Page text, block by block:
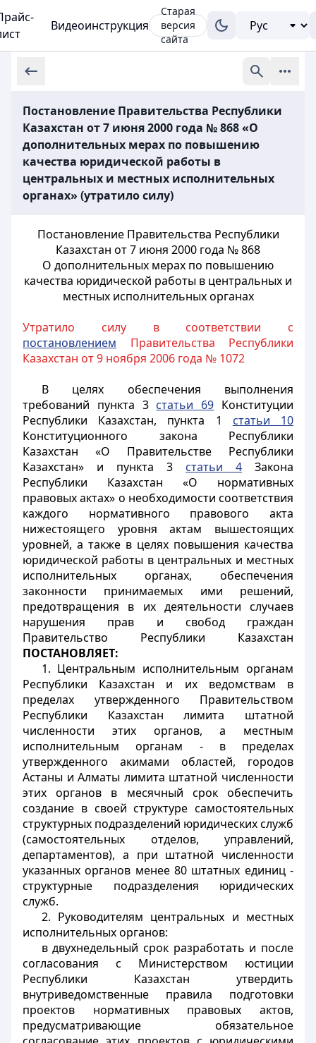
Видеоинструкция
Старая
версия
сайта
Постановление Правительства Республики
Казахстан от 7 июня 2000 года № 868 «О
дополнительных мерах по повышению
качества юридической работы в
центральных и местных исполнительных
органах» (утратило силу)
Постановление Правительства Республики
Казахстан от 7 июня 2000 года № 868
О дополнительных мерах по повышению
качества юридической работы в центральных и
местных исполнительных органах
Утратило силу в соответствии с
постановлением Правительства Республики
Казахстан от 9 ноября 2006 года № 1072
В целях обеспечения выполнения
требований пункта 3 статьи 69 Конституции
Республики Казахстан, пункта 1 статьи 10
Конституционного закона Республики
Казахстан «О Правительстве Республики
Казахстан» и пункта 3 статьи 4 Закона
Республики Казахстан «О нормативных
правовых актах» о необходимости соответствия
каждого нормативного правового акта
нижестоящего уровня актам вышестоящих
уровней, а также в целях повышения качества
юридической работы в центральных и местных
исполнительных органах, обеспечения
законности принимаемых ими решений,
предотвращения в их деятельности случаев
нарушения прав и свобод граждан
Правительство Республики Казахстан
ПОСТАНОВЛЯЕТ:
1. Центральным исполнительным органам
Республики Казахстан и их ведомствам в
пределах утвержденного Правительством
Республики Казахстан лимита штатной
численности этих органов, а местным
исполнительным органам - в пределах
утвержденного акимами областей, городов
Астаны и Алматы лимита штатной численности
этих органов в месячный срок обеспечить
создание в своей структуре самостоятельных
структурных подразделений юридических служб
(самостоятельных отделов, управлений,
департаментов), а при штатной численности
указанных органов менее 80 штатных единиц -
структурные подразделения юридических
служб.
2. Руководителям центральных и местных
исполнительных органов:
в двухнедельный срок разработать и после
согласования с Министерством юстиции
Республики Казахстан утвердить
внутриведомственные правила подготовки
проектов нормативных правовых актов,
предусматривающие обязательное